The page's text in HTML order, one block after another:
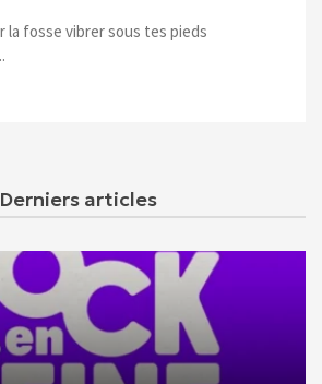
la fosse vibrer sous tes pieds
Derniers articles